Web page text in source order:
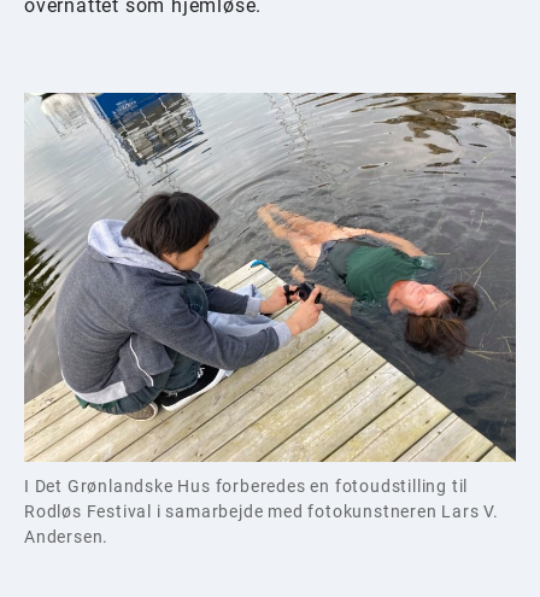
overnattet som hjemløse.
I Det Grønlandske Hus forberedes en fotoudstilling til
Rodløs Festival i samarbejde med fotokunstneren Lars V.
Andersen.